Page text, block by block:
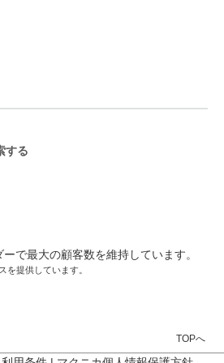
を提供しています。
TOPへ